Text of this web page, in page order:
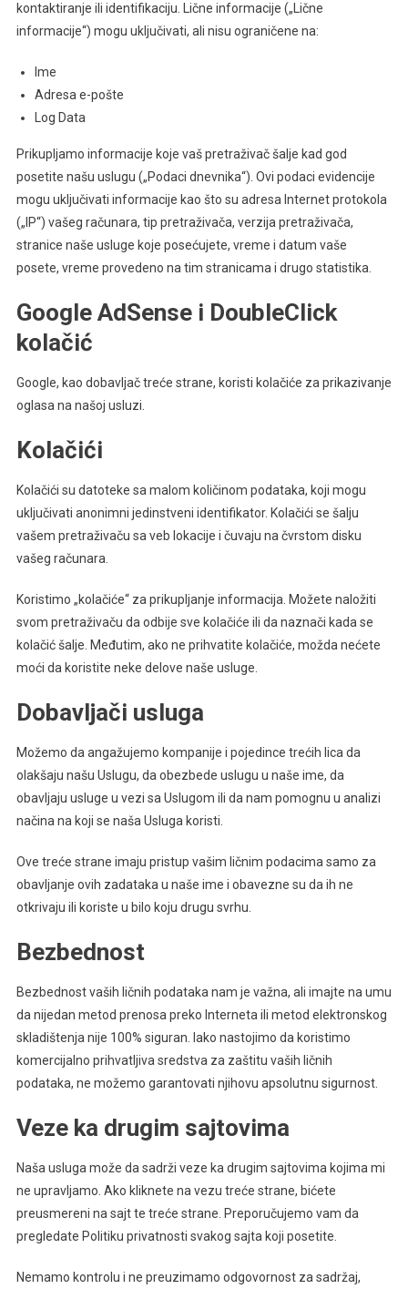
kontaktiranje ili identifikaciju. Lične informacije („Lične
informacije“) mogu uključivati, ali nisu ograničene na:
Ime
Adresa e-pošte
Log Data
Prikupljamo informacije koje vaš pretraživač šalje kad god
posetite našu uslugu („Podaci dnevnika“). Ovi podaci evidencije
mogu uključivati informacije kao što su adresa Internet protokola
(„IP“) vašeg računara, tip pretraživača, verzija pretraživača,
stranice naše usluge koje posećujete, vreme i datum vaše
posete, vreme provedeno na tim stranicama i drugo statistika.
Google AdSense i DoubleClick
kolačić
Google, kao dobavljač treće strane, koristi kolačiće za prikazivanje
oglasa na našoj usluzi.
Kolačići
Kolačići su datoteke sa malom količinom podataka, koji mogu
uključivati anonimni jedinstveni identifikator. Kolačići se šalju
vašem pretraživaču sa veb lokacije i čuvaju na čvrstom disku
vašeg računara.
Koristimo „kolačiće“ za prikupljanje informacija. Možete naložiti
svom pretraživaču da odbije sve kolačiće ili da naznači kada se
kolačić šalje. Međutim, ako ne prihvatite kolačiće, možda nećete
moći da koristite neke delove naše usluge.
Dobavljači usluga
Možemo da angažujemo kompanije i pojedince trećih lica da
olakšaju našu Uslugu, da obezbede uslugu u naše ime, da
obavljaju usluge u vezi sa Uslugom ili da nam pomognu u analizi
načina na koji se naša Usluga koristi.
Ove treće strane imaju pristup vašim ličnim podacima samo za
obavljanje ovih zadataka u naše ime i obavezne su da ih ne
otkrivaju ili koriste u bilo koju drugu svrhu.
Bezbednost
Bezbednost vaših ličnih podataka nam je važna, ali imajte na umu
da nijedan metod prenosa preko Interneta ili metod elektronskog
skladištenja nije 100% siguran. Iako nastojimo da koristimo
komercijalno prihvatljiva sredstva za zaštitu vaših ličnih
podataka, ne možemo garantovati njihovu apsolutnu sigurnost.
Veze ka drugim sajtovima
Naša usluga može da sadrži veze ka drugim sajtovima kojima mi
ne upravljamo. Ako kliknete na vezu treće strane, bićete
preusmereni na sajt te treće strane. Preporučujemo vam da
pregledate Politiku privatnosti svakog sajta koji posetite.
Nemamo kontrolu i ne preuzimamo odgovornost za sadržaj,